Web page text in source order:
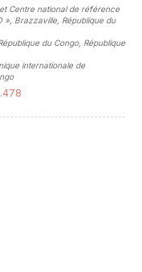
Centre national de référence
», Brazzaville, République du
du Congo, République
internationale de